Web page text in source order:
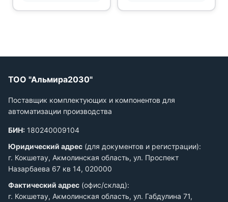
ТОО "Альмира2030"
Поставщик комплектующих и компонентов для
автоматизации производства
БИН: 180240009104
Юридический адрес (для документов и регистрации):
г. Кокшетау, Акмолинская область, ул. Проспект
Назарбаева 67 кв 14, 020000
Фактический адрес (офис/склад):
г. Кокшетау, Акмолинская область, ул. Габдулина 71,